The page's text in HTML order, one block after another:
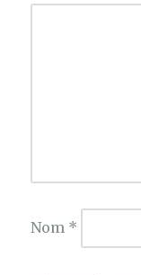
Nom *